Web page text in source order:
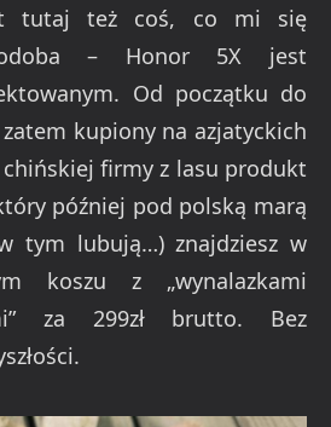
tutaj też coś, co mi się
– Honor 5X jest
Od początku do
kupiony na azjatyckich
firmy z lasu produkt
później pod polską marą
tym lubują…) znajdziesz w
koszu z „wynalazkami
za 299zł brutto. Bez